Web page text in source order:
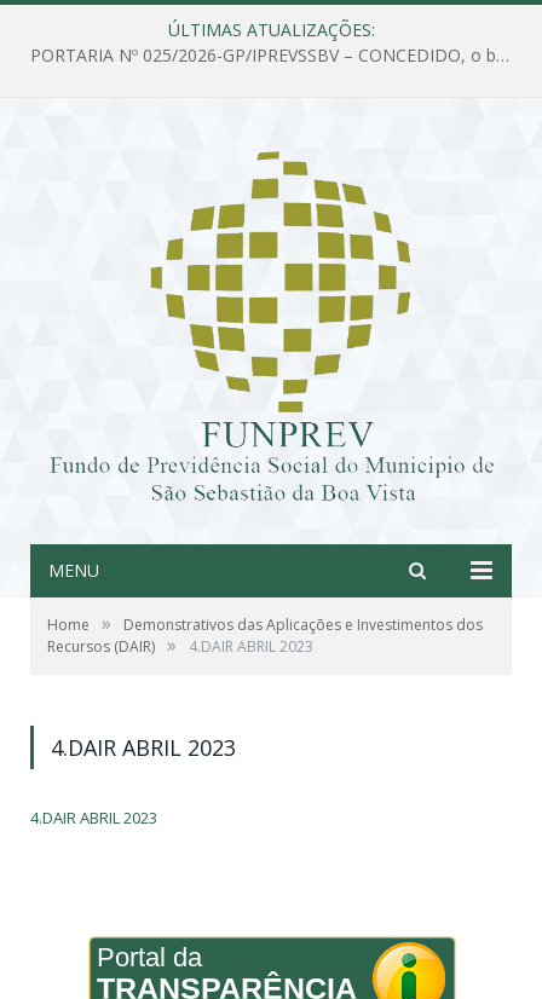
ÚLTIMAS ATUALIZAÇÕES:
PORTARIA Nº 025/2026-GP/IPREVSSBV – CONCEDIDO, o benefício de PENSÃO a MARIA ESTELA DOS SANTOS SOUZA
MENU
Home »
Demonstrativos das Aplicações e Investimentos dos
Recursos (DAIR) » 4.DAIR ABRIL 2023
4.DAIR ABRIL 2023
4.DAIR ABRIL 2023
Portal da
TRANSPARÊNCIA